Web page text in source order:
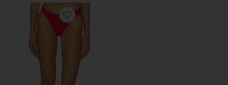
Favorite BRAGUITA DE BIKINI BÁSICA FRUNCIDA